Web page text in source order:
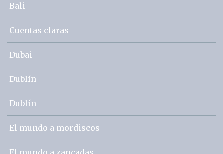
Bali
Cuentas claras
Dubai
Dublín
Dublín
El mundo a mordiscos
El mundo a zancadas